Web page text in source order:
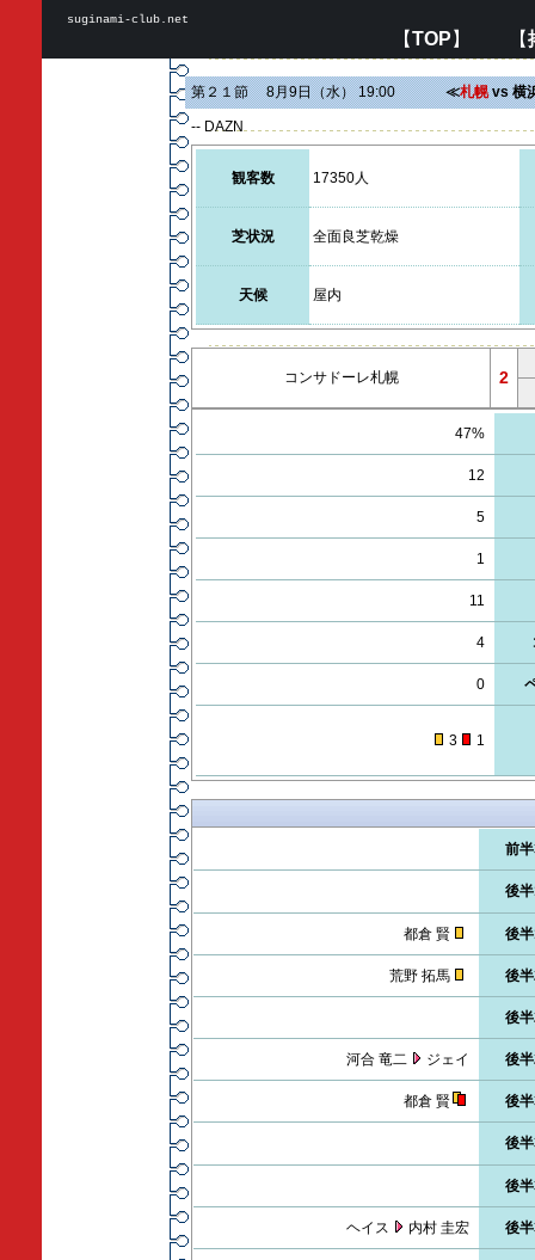
suginami-club.net
【TOP 】 【
第２１節 8月9日（水） 19:00 ≪札幌vs 横
-- DAZN
観客数 17350人
芝状況 全面良芝乾燥
天候 屋内
コンサドーレ札幌 2
47%
12
5
1
11
4
0
3 1
前
後
都倉 賢 後
荒野 拓馬 後
後
河合 竜二 ジェイ 後
都倉 賢 後
後
後
ヘイス 内村 圭宏 後